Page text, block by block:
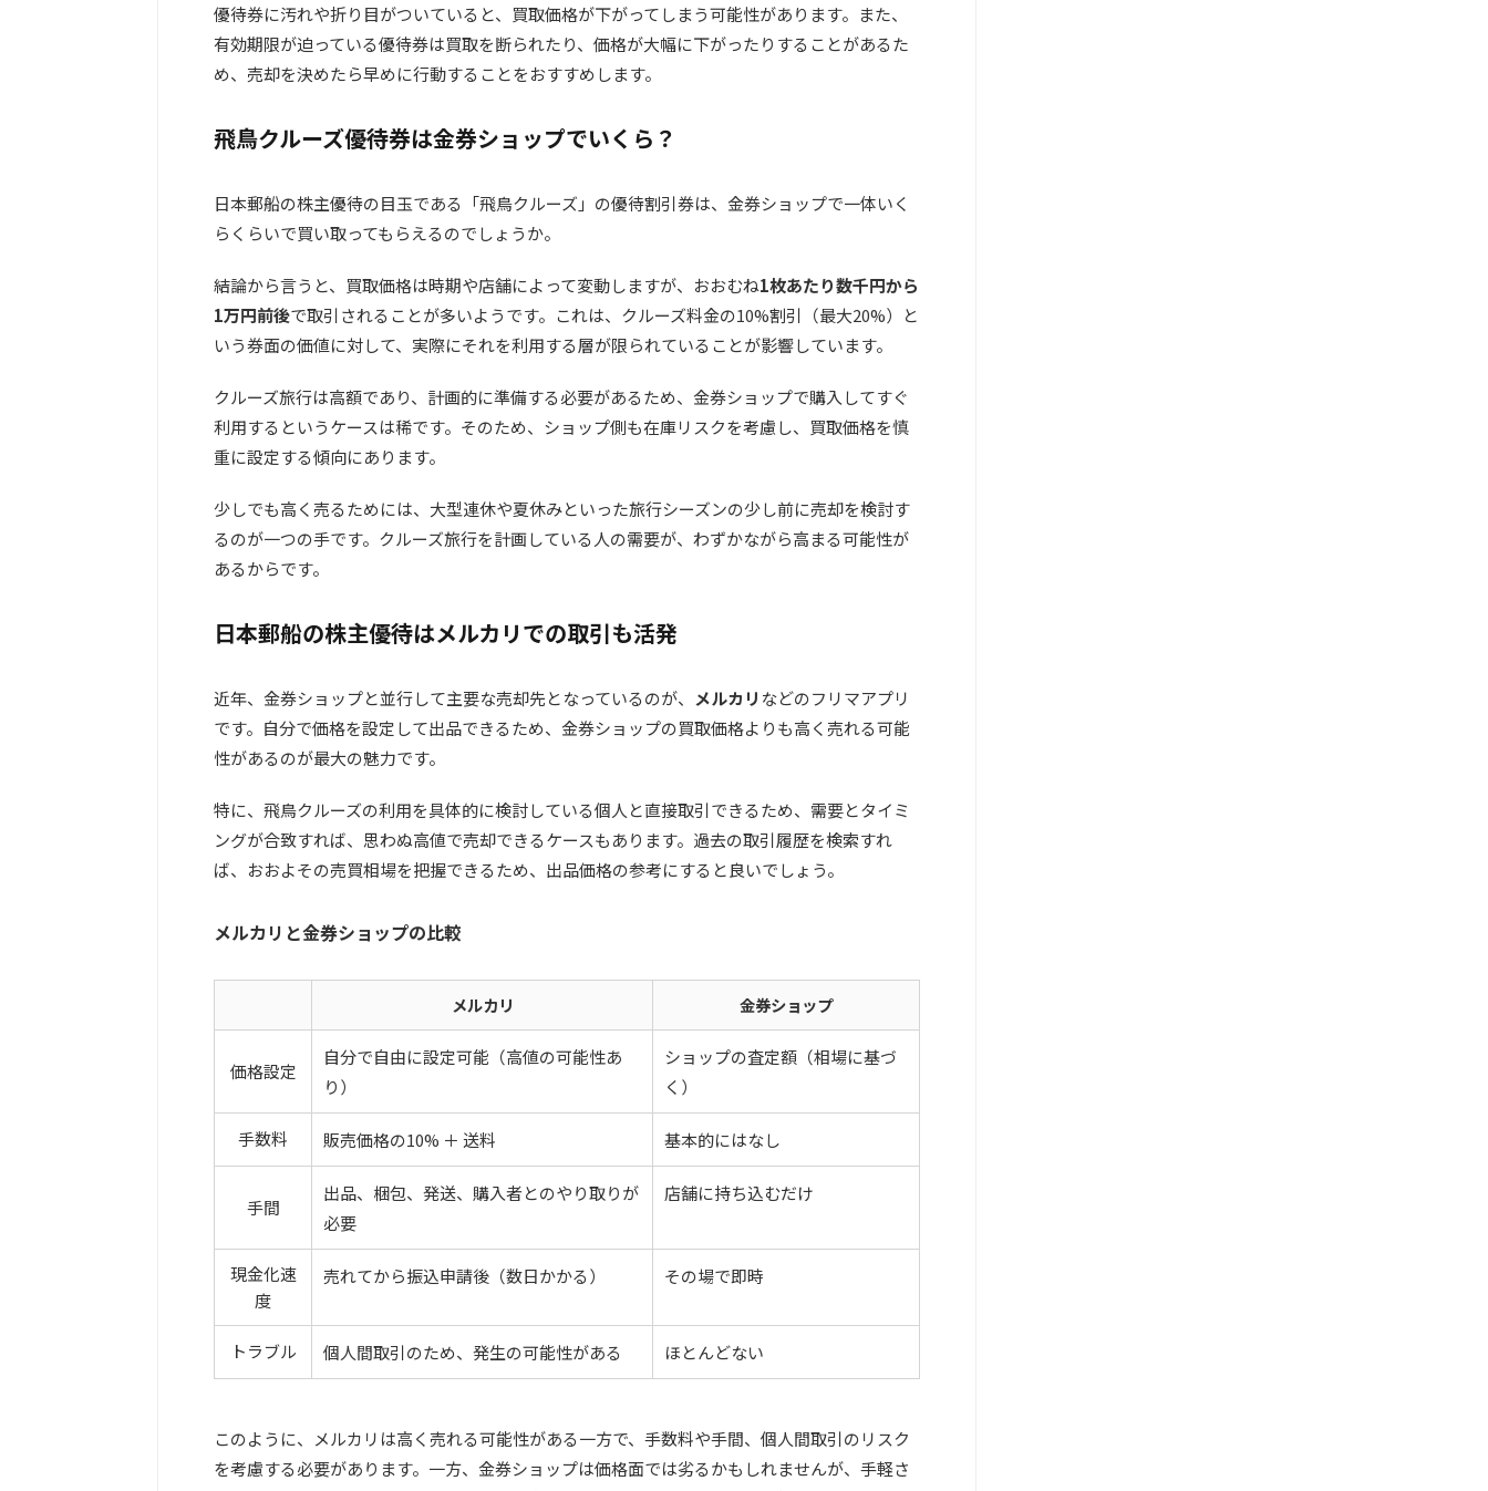
優待券に汚れや折り目がついていると、買取価格が下がってしまう可能性があります。また、
有効期限が迫っている優待券は買取を断られたり、価格が大幅に下がったりすることがあるた
め、売却を決めたら早めに行動することをおすすめします。
飛鳥クルーズ優待券は金券ショップでいくら？
日本郵船の株主優待の目玉である「飛鳥クルーズ」の優待割引券は、金券ショップで一体いく
らくらいで買い取ってもらえるのでしょうか。
結論から言うと、買取価格は時期や店舗によって変動しますが、おおむね1枚あたり数千円から
1万円前後で取引されることが多いようです。これは、クルーズ料金の10%割引（最大20%）と
いう券面の価値に対して、実際にそれを利用する層が限られていることが影響しています。
クルーズ旅行は高額であり、計画的に準備する必要があるため、金券ショップで購入してすぐ
利用するというケースは稀です。そのため、ショップ側も在庫リスクを考慮し、買取価格を慎
重に設定する傾向にあります。
少しでも高く売るためには、大型連休や夏休みといった旅行シーズンの少し前に売却を検討す
るのが一つの手です。クルーズ旅行を計画している人の需要が、わずかながら高まる可能性が
あるからです。
日本郵船の株主優待はメルカリでの取引も活発
近年、金券ショップと並行して主要な売却先となっているのが、 メルカリ などのフリマアプリ
です。自分で価格を設定して出品できるため、 金券ショップの買取価格よりも高く売れる可能
性があるのが最大の魅力です。
特に、飛鳥クルーズの利用を具体的に検討している個人と直接取引できるため、需要とタイミ
ングが合致すれば、思わぬ高値で売却できるケースもあります。過去の取引履歴を検索すれ
ば、おおよその売買相場を把握できるため、出品価格の参考にすると良いでしょう。
メルカリと金券ショップの比較
メルカリ 金券ショップ
価格設定
自分で自由に設定可能（高値の可能性あ
り）
ショップの査定額（相場に基づ
く）
手数料 販売価格の10% ＋ 送料 基本的にはなし
手間
出品、梱包、発送、購入者とのやり取りが
必要
店舗に持ち込むだけ
現金化速
度
売れてから振込申請後（数日かかる） その場で即時
トラブル 個人間取引のため、発生の可能性がある ほとんどない
このように、メルカリは高く売れる可能性がある一方で、手数料や手間、個人間取引のリスク
を考慮する必要があります。一方、金券ショップは価格面では劣るかもしれませんが、手軽さ